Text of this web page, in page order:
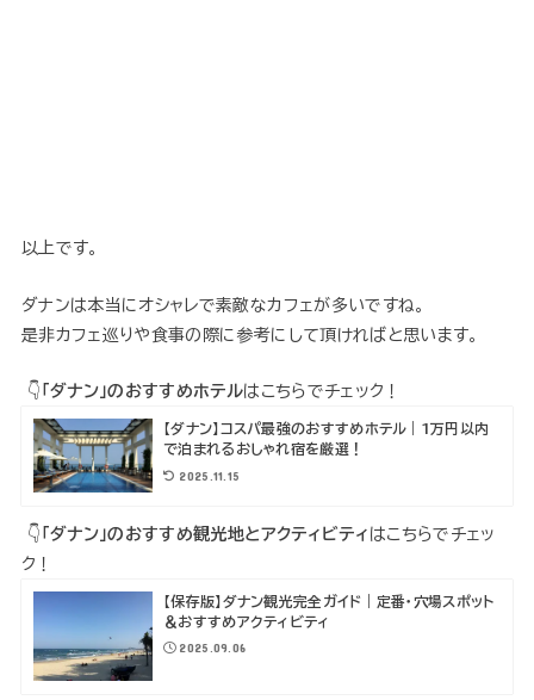
以上です。
ダナンは本当にオシャレで素敵なカフェが多いですね。
是非カフェ巡りや食事の際に参考にして頂ければと思います。
👇 「ダナン」のおすすめホテルはこちらでチェック！
【ダナン】コスパ最強のおすすめホテル｜1万円以内
で泊まれるおしゃれ宿を厳選！
2025.11.15
👇 「ダナン」のおすすめ観光地とアクティビティ はこちらでチェッ
ク！
【保存版】ダナン観光完全ガイド｜定番・穴場スポット
＆おすすめアクティビティ
2025.09.06